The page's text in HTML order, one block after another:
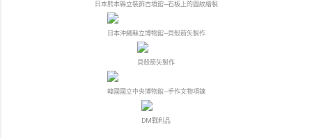
日本熊本縣立裝飾古墳館─石板上的圖紋繪製
日本沖繩縣立博物館─貝殼箭矢製作
貝殼箭矢製作
韓國國立中央博物館─手作文物項鍊
DM戰利品